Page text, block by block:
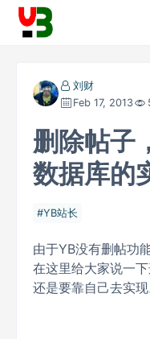
刘财
Feb 17, 2013
删除帖子
数据库的
YB站长
由于YB没有删帖功
在这里给大家说一
还是要靠自己去实现